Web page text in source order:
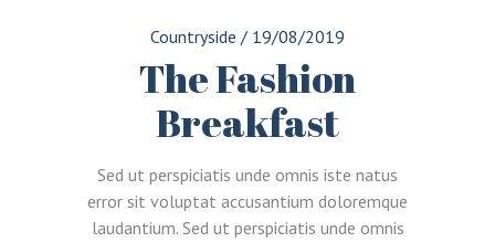
Countryside / 19/08/2019
The Fashion
Breakfast
Sed ut perspiciatis unde omnis iste natus
error sit voluptat accusantium doloremque
laudantium. Sed ut perspiciatis unde omnis